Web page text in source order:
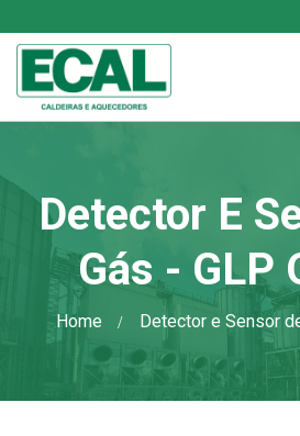
Detector E
Gás - GLP
Home Detector e Sensor